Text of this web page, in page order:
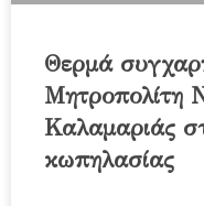
Θερμά
Μητροπολίτη
Καλαμαριάς
κωπηλασίας